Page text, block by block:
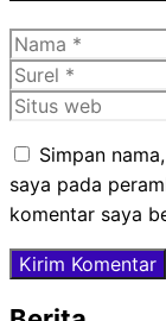
Nama
Surel
Situs
Simpan
saya pada
komentar saya